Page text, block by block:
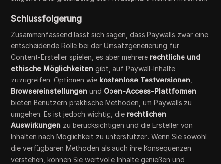
Schlussfolgerung
Zusammenfassend lässt sich sagen, dass Paywalls zwar eine
entscheidende Rolle bei der Umsatzgenerierung für
Content-Ersteller spielen, es aber mehrere rechtliche und
ethische Möglichkeiten gibt, auf Paywall-Inhalte
zuzugreifen. Optionen wie kostenlose Testversionen
Browsereinstellungen und Open-Access-Plattformen
bieten Benutzern praktische Methoden, um Paywalls zu
umgehen. Es ist jedoch wichtig, die rechtlichen
Auswirkungen zu berücksichtigen und die Ersteller von
Inhalten nach Möglichkeit zu unterstützen. Wenn Sie sowohl
die verfügbaren Methoden als auch ihre Konsequenzen
verstehen, können Sie wertvolle Inhalte genießen und